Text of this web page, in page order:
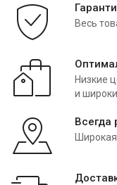
Весь
Низкие
и
Всегда